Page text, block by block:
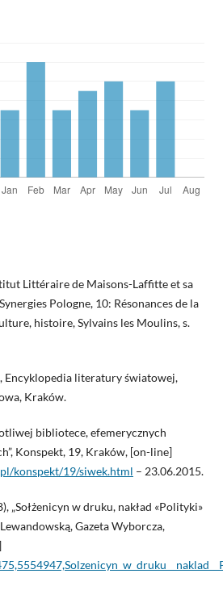
Littéraire de Maisons-Laffitte et sa
Pologne, 10: Résonances de la
histoire, Sylvains les Moulins, s.
Encyklopedia literatury światowej,
Kraków.
bibliotece, efemerycznych
Konspekt, 19, Kraków, [on-line]
konspekt/19/siwek.html – 23.06.2015.
„Sołżenicyn w druku, nakład «Polityki»
Gazeta Wyborcza,